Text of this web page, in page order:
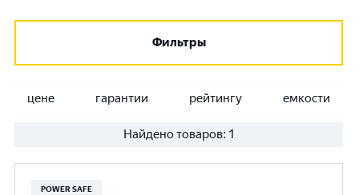
Фильтры
цене гарантии рейтингу емкости
Найдено товаров: 1
POWER SAFE